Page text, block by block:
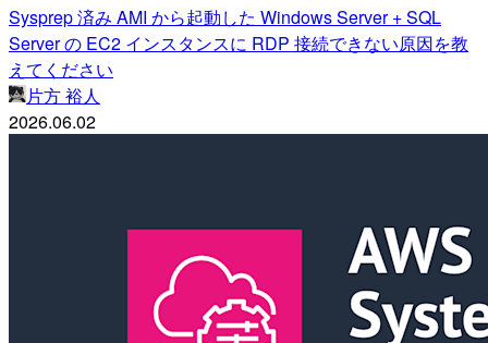
Sysprep 済み AMI から起動した Windows Server + SQL
Server の EC2 インスタンスに RDP 接続できない原因を教
えてください
片方 裕人
2026.06.02